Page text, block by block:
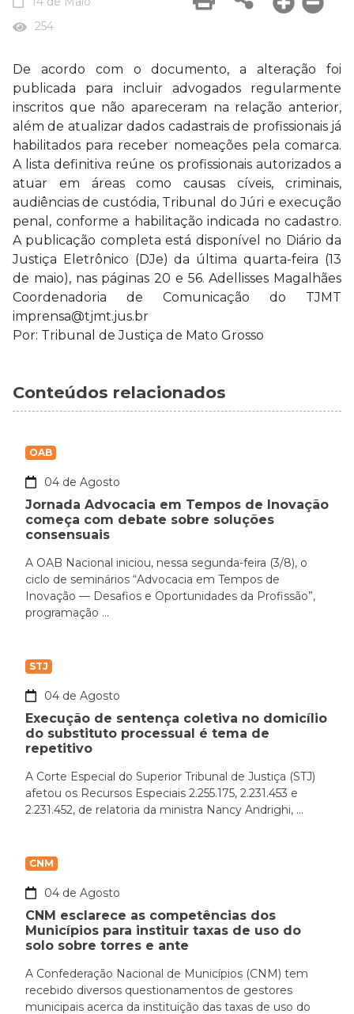
254
De acordo com o documento, a alteração foi
publicada para incluir advogados regularmente
inscritos que não apareceram na relação anterior,
além de atualizar dados cadastrais de profissionais já
habilitados para receber nomeações pela comarca.
A lista definitiva reúne os profissionais autorizados a
atuar em áreas como causas cíveis, criminais,
audiências de custódia, Tribunal do Júri e execução
penal, conforme a habilitação indicada no cadastro.
A publicação completa está disponível no Diário da
Justiça Eletrônico (DJe) da última quarta-feira (13
de maio), nas páginas 20 e 56. Adellisses Magalhães
Coordenadoria de Comunicação do TJMT
imprensa@tjmt.jus.br
Por: Tribunal de Justiça de Mato Grosso
Conteúdos relacionados
OAB
04 de Agosto
Jornada Advocacia em Tempos de Inovação
começa com debate sobre soluções
consensuais
A OAB Nacional iniciou, nessa segunda-feira (3/8), o
ciclo de seminários “Advocacia em Tempos de
Inovação — Desafios e Oportunidades da Profissão”,
programação ...
STJ
04 de Agosto
Execução de sentença coletiva no domicílio
do substituto processual é tema de
repetitivo
A Corte Especial do Superior Tribunal de Justiça (STJ)
afetou os Recursos Especiais 2.255.175, 2.231.453 e
2.231.452, de relatoria da ministra Nancy Andrighi, ...
CNM
04 de Agosto
CNM esclarece as competências dos
Municípios para instituir taxas de uso do
solo sobre torres e ante
A Confederação Nacional de Municípios (CNM) tem
recebido diversos questionamentos de gestores
municipais acerca da instituição das taxas de uso do